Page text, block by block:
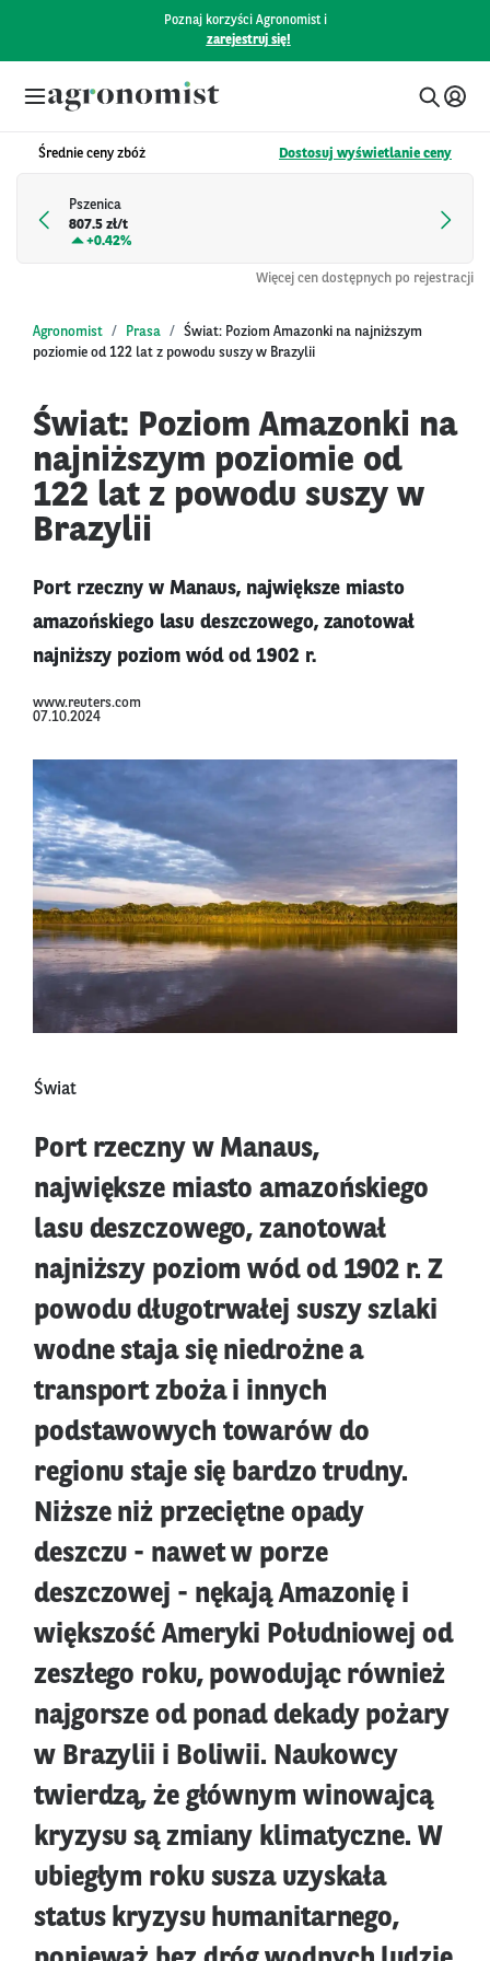
Poznaj korzyści Agronomist i
zarejestruj się!
Średnie ceny zbóż Dostosuj wyświetlanie ceny
Pszenica
807.5 zł/t
+0.42%
Więcej cen dostępnych po rejestracji
Agronomist Prasa
Świat: Poziom Amazonki na najniższym
poziomie od 122 lat z powodu suszy w Brazylii
Świat: Poziom Amazonki na
najniższym poziomie od
122 lat z powodu suszy w
Brazylii
Port rzeczny w Manaus, największe miasto
amazońskiego lasu deszczowego, zanotował
najniższy poziom wód od 1902 r.
www.reuters.com
07.10.2024
Świat
Port rzeczny w Manaus,
największe miasto amazońskiego
lasu deszczowego, zanotował
najniższy poziom wód od 1902 r. Z
powodu długotrwałej suszy szlaki
wodne staja się niedrożne a
transport zboża i innych
podstawowych towarów do
regionu staje się bardzo trudny.
Niższe niż przeciętne opady
deszczu - nawet w porze
deszczowej - nękają Amazonię i
większość Ameryki Południowej od
zeszłego roku, powodując również
najgorsze od ponad dekady pożary
w Brazylii i Boliwii. Naukowcy
twierdzą, że głównym winowajcą
kryzysu są zmiany klimatyczne. W
ubiegłym roku susza uzyskała
status kryzysu humanitarnego,